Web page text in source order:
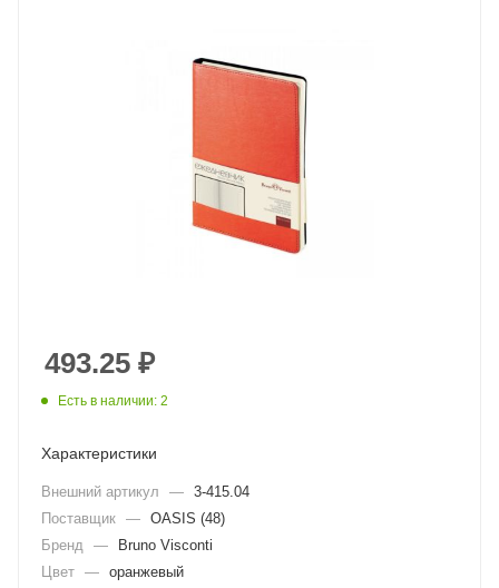
493.25 ₽
Есть в наличии: 2
Характеристики
Внешний артикул — 3-415.04
Поставщик — OASIS (48)
Бренд
—
Bruno Visconti
Цвет — оранжевый